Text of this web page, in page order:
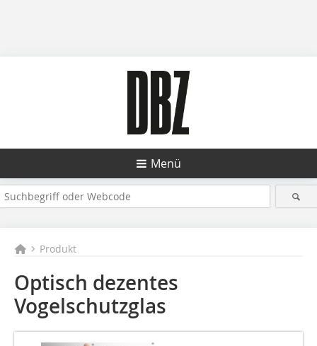
Menü
Produkt
Optisch dezentes
Vogelschutzglas